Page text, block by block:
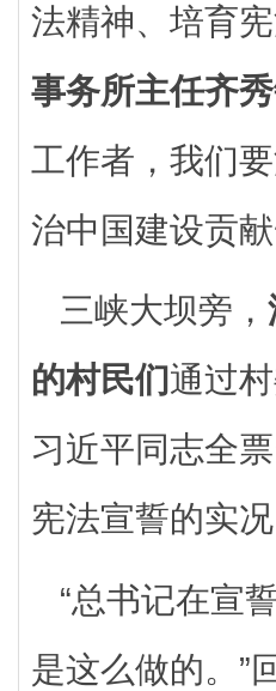
法精神、培育
事务所主任齐
工作者，我们
治中国建设贡
三峡大坝旁，
的村民们通过
习近平同志全
宪法宣誓的实
“总书记在宣
是这么做的。”